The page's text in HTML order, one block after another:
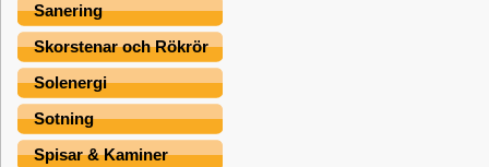
Sanering
Skorstenar och Rökrör
Solenergi
Sotning
Spisar & Kaminer